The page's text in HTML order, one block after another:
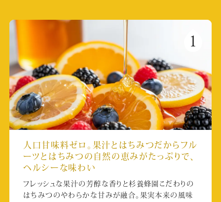
人口甘味料ゼロ。果汁とはちみつだからフル
ーツとはちみつの自然の恵みがたっぷりで、
ヘルシーな味わい
フレッシュな果汁の芳醇な香りと杉養蜂園こだわりの
はちみつのやわらかな甘みが融合。果実本来の風味